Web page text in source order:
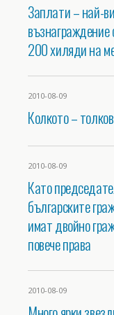
Заплати – най-
възнаграждение
200 хиляди на
2010-08-09
Колкото –
2010-08-09
Като
българските
имат двойно
повече права
2010-08-09